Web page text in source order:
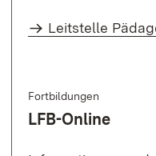
Leitstelle
Fortbildungen
LFB-Online